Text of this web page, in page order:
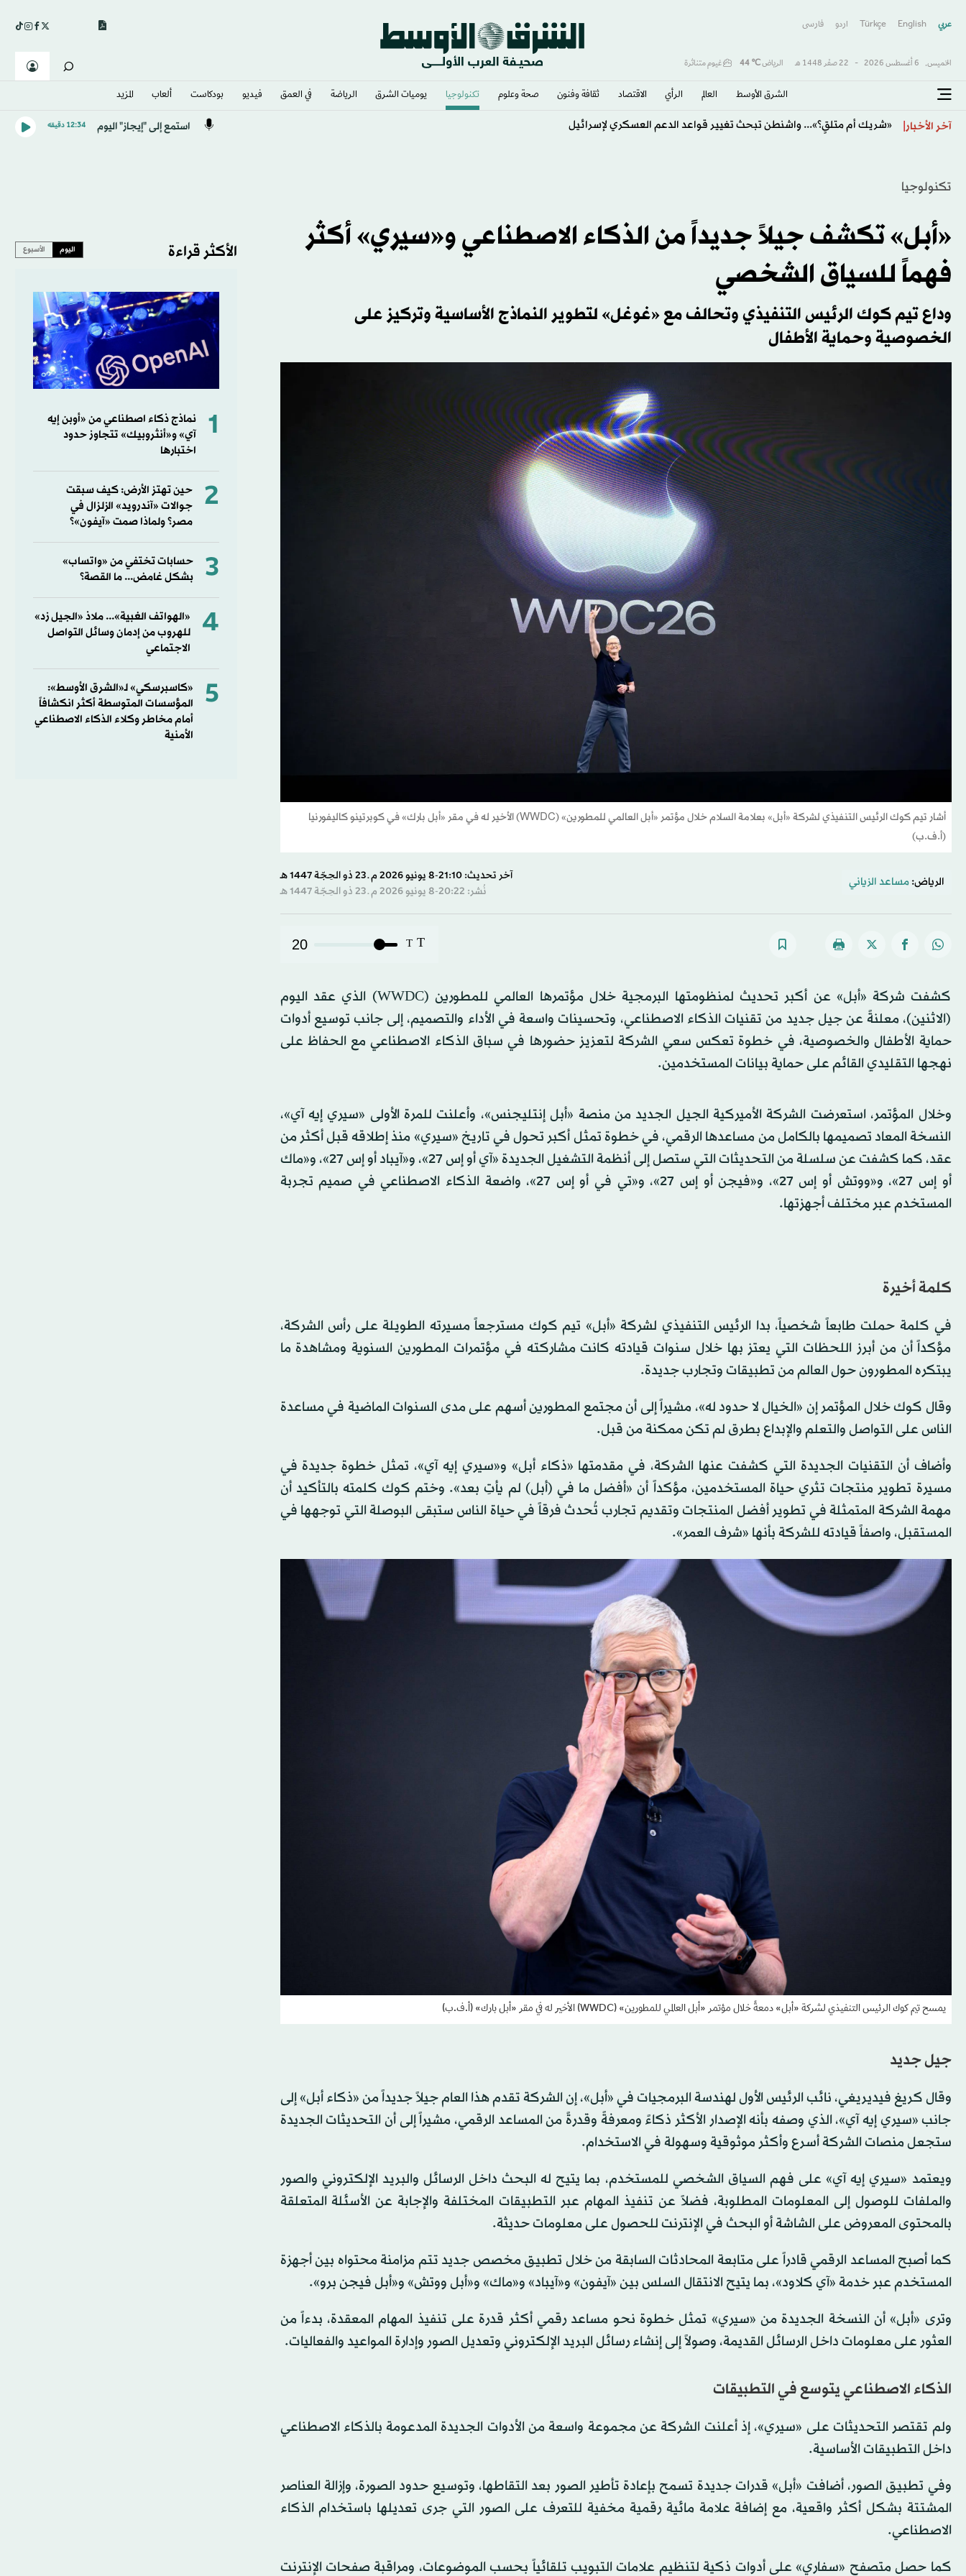
عربي English
Türkçe اردو فارسى
الخميس, 6 أغسطس 2026 - 22 صفَر 1448 هـ الرياض℃
44 غيوم متناثرة
الشرق الأوسط​ العالم الرأي الاقتصاد ثقافة وفنون صحة وعلوم تكنولوجيا يوميات الشرق​ الرياضة في العمق فيديو بودكاست ألعاب المزيد
آخر الأخبار «شريك أم متلقٍ؟»... واشنطن تبحث تغيير قواعد الدعم العسكري لإسرائيل استمع إلى "إيجاز" اليوم 12:34 دقيقه
تكنولوجيا
«أبل» تكشف جيلاً جديداً من الذكاء الاصطناعي و«سيري» أكثر
فهماً للسياق الشخصي
وداع تيم كوك الرئيس التنفيذي وتحالف مع «غوغل» لتطوير النماذج الأساسية وتركيز على
الخصوصية وحماية الأطفال
أشار تيم كوك الرئيس التنفيذي لشركة «أبل» بعلامة السلام خلال مؤتمر «أبل العالمي للمطورين» (WWDC) الأخير له في مقر «أبل بارك» في كوبرتينو كاليفورنيا
(أ.ف.ب)
الرياض: مساعد الزياني
آخر تحديث: 21:10-8 يونيو 2026 م ـ 23 ذو الحِجّة 1447 هـ
نُشر: 20:22-8 يونيو 2026 م ـ 23 ذو الحِجّة 1447 هـ
T
T
20
كشفت شركة «أبل» عن أكبر تحديث لمنظومتها البرمجية خلال مؤتمرها العالمي للمطورين (WWDC) الذي عقد اليوم
(الاثنين)، معلنةً عن جيل جديد من تقنيات الذكاء الاصطناعي، وتحسينات واسعة في الأداء والتصميم، إلى جانب توسيع أدوات
حماية الأطفال والخصوصية، في خطوة تعكس سعي الشركة لتعزيز حضورها في سباق الذكاء الاصطناعي مع الحفاظ على
نهجها التقليدي القائم على حماية بيانات المستخدمين.
وخلال المؤتمر، استعرضت الشركة الأميركية الجيل الجديد من منصة «أبل إنتليجنس»، وأعلنت للمرة الأولى «سيري إيه آي»،
النسخة المعاد تصميمها بالكامل من مساعدها الرقمي، في خطوة تمثل أكبر تحول في تاريخ «سيري» منذ إطلاقه قبل أكثر من
عقد، كما كشفت عن سلسلة من التحديثات التي ستصل إلى أنظمة التشغيل الجديدة «آي أو إس 27»، و«آيباد أو إس 27»، و«ماك
أو إس 27»، و«ووتش أو إس 27»، و«فيجن أو إس 27»، و«تي في أو إس 27»، واضعة الذكاء الاصطناعي في صميم تجربة
المستخدم عبر مختلف أجهزتها.
كلمة أخيرة
في كلمة حملت طابعاً شخصياً، بدا الرئيس التنفيذي لشركة «أبل» تيم كوك مسترجعاً مسيرته الطويلة على رأس الشركة،
مؤكداً أن من أبرز اللحظات التي يعتز بها خلال سنوات قيادته كانت مشاركته في مؤتمرات المطورين السنوية ومشاهدة ما
يبتكره المطورون حول العالم من تطبيقات وتجارب جديدة.
وقال كوك خلال المؤتمر إن «الخيال لا حدود له»، مشيراً إلى أن مجتمع المطورين أسهم على مدى السنوات الماضية في مساعدة
الناس على التواصل والتعلم والإبداع بطرق لم تكن ممكنة من قبل.
وأضاف أن التقنيات الجديدة التي كشفت عنها الشركة، في مقدمتها «ذكاء أبل» و«سيري إيه آي»، تمثل خطوة جديدة في
مسيرة تطوير منتجات تثري حياة المستخدمين، مؤكداً أن «أفضل ما في (أبل) لم يأتِ بعد». وختم كوك كلمته بالتأكيد أن
مهمة الشركة المتمثلة في تطوير أفضل المنتجات وتقديم تجارب تُحدث فرقاً في حياة الناس ستبقى البوصلة التي توجهها في
المستقبل، واصفاً قيادته للشركة بأنها «شرف العمر».
يمسح تيم كوك الرئيس التنفيذي لشركة «أبل» دمعةً خلال مؤتمر «أبل العالمي للمطورين» (WWDC) الأخير له في مقر «أبل بارك» (أ.ف.ب)
جيل جديد
وقال كريغ فيديريغي، نائب الرئيس الأول لهندسة البرمجيات في «أبل»، إن الشركة تقدم هذا العام جيلاً جديداً من «ذكاء أبل» إلى
جانب «سيري إيه آي»، الذي وصفه بأنه الإصدار الأكثر ذكاءً ومعرفةً وقدرةً من المساعد الرقمي، مشيراً إلى أن التحديثات الجديدة
ستجعل منصات الشركة أسرع وأكثر موثوقية وسهولة في الاستخدام.
ويعتمد «سيري إيه آي» على فهم السياق الشخصي للمستخدم، بما يتيح له البحث داخل الرسائل والبريد الإلكتروني والصور
والملفات للوصول إلى المعلومات المطلوبة، فضلاً عن تنفيذ المهام عبر التطبيقات المختلفة والإجابة عن الأسئلة المتعلقة
بالمحتوى المعروض على الشاشة أو البحث في الإنترنت للحصول على معلومات حديثة.
كما أصبح المساعد الرقمي قادراً على متابعة المحادثات السابقة من خلال تطبيق مخصص جديد تتم مزامنة محتواه بين أجهزة
المستخدم عبر خدمة «آي كلاود»، بما يتيح الانتقال السلس بين «آيفون» و«آيباد» و«ماك» و«أبل ووتش» و«أبل فيجن برو».
وترى «أبل» أن النسخة الجديدة من «سيري» تمثل خطوة نحو مساعد رقمي أكثر قدرة على تنفيذ المهام المعقدة، بدءاً من
العثور على معلومات داخل الرسائل القديمة، وصولاً إلى إنشاء رسائل البريد الإلكتروني وتعديل الصور وإدارة المواعيد والفعاليات.
الذكاء الاصطناعي يتوسع في التطبيقات
ولم تقتصر التحديثات على «سيري»، إذ أعلنت الشركة عن مجموعة واسعة من الأدوات الجديدة المدعومة بالذكاء الاصطناعي
داخل التطبيقات الأساسية.
وفي تطبيق الصور، أضافت «أبل» قدرات جديدة تسمح بإعادة تأطير الصور بعد التقاطها، وتوسيع حدود الصورة، وإزالة العناصر
المشتتة بشكل أكثر واقعية، مع إضافة علامة مائية رقمية مخفية للتعرف على الصور التي جرى تعديلها باستخدام الذكاء
الاصطناعي.
كما حصل متصفح «سفاري» على أدوات ذكية لتنظيم علامات التبويب تلقائياً بحسب الموضوعات، ومراقبة صفحات الإنترنت
الأكثر قراءة اليوم الأسبوع
1
نماذج ذكاء اصطناعي من «أوبن إيه
آي» و«أنثروبيك» تتجاوز حدود
اختبارها
2
حين تهتز الأرض: كيف سبقت
جوالات «آندرويد» الزلزال في
مصر؟ ولماذا صمت «آيفون»؟
3
حسابات تختفي من «واتساب»
بشكل غامض... ما القصة؟
4
«الهواتف الغبية»... ملاذ «الجيل زد»
للهروب من إدمان وسائل التواصل
الاجتماعي
5
«كاسبرسكي» لـ«الشرق الأوسط»:
المؤسسات المتوسطة أكثر انكشافاً
أمام مخاطر وكلاء الذكاء الاصطناعي
الأمنية